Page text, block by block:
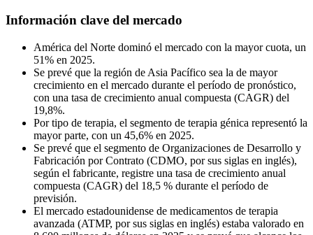
Información clave del mercado
América del Norte dominó el mercado con la mayor cuota, un
51% en 2025.
Se prevé que la región de Asia Pacífico sea la de mayor
crecimiento en el mercado durante el período de pronóstico,
con una tasa de crecimiento anual compuesta (CAGR) del
19,8%.
Por tipo de terapia, el segmento de terapia génica representó la
mayor parte, con un 45,6% en 2025.
Se prevé que el segmento de Organizaciones de Desarrollo y
Fabricación por Contrato (CDMO, por sus siglas en inglés),
según el fabricante, registre una tasa de crecimiento anual
compuesta (CAGR) del 18,5 % durante el período de
previsión.
El mercado estadounidense de medicamentos de terapia
avanzada (ATMP, por sus siglas en inglés) estaba valorado en